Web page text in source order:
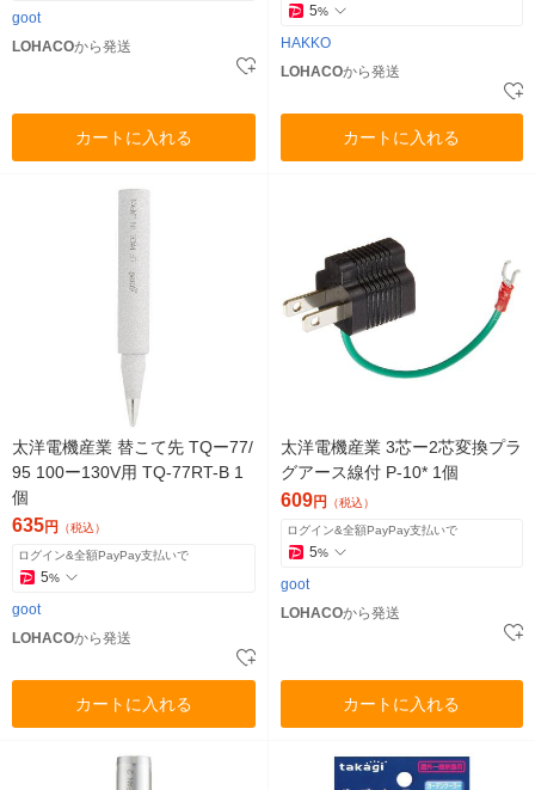
goot
LOHACOから発送
カートに入れる
5%
HAKKO
LOHACOから発送
カートに入れる
太洋電機産業 替こて先 TQー77/
95 100ー130V用 TQ-77RT-B 1
個
635円 （税込）
ログイン&全額PayPay支払いで
5%
goot
LOHACOから発送
カートに入れる
太洋電機産業 3芯ー2芯変換プラ
グアース線付 P-10* 1個
609円 （税込）
ログイン&全額PayPay支払いで
5%
goot
LOHACOから発送
カートに入れる